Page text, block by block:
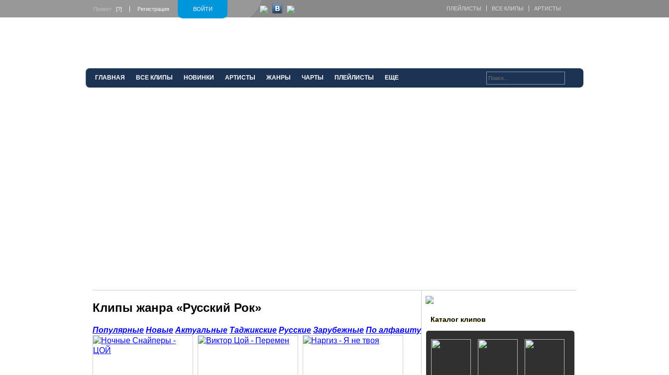
ВОЙТИ
Привет [?] Регистрация ПЛЕЙЛИСТЫ ВСЕ КЛИПЫ АРТИСТЫ
ГЛАВНАЯ ВСЕ КЛИПЫ НОВИНКИ АРТИСТЫ ЖАНРЫ ЧАРТЫ ПЛЕЙЛИСТЫ ЕЩЕ
Клипы жанра «Русский Рок»
Популярные Новые Актуальные Таджикские Русские Зарубежные По алфавиту
Каталог клипов